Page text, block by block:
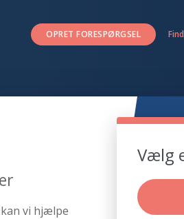
OPRET FORESPØRGSEL
vi hjælpe
Vælg